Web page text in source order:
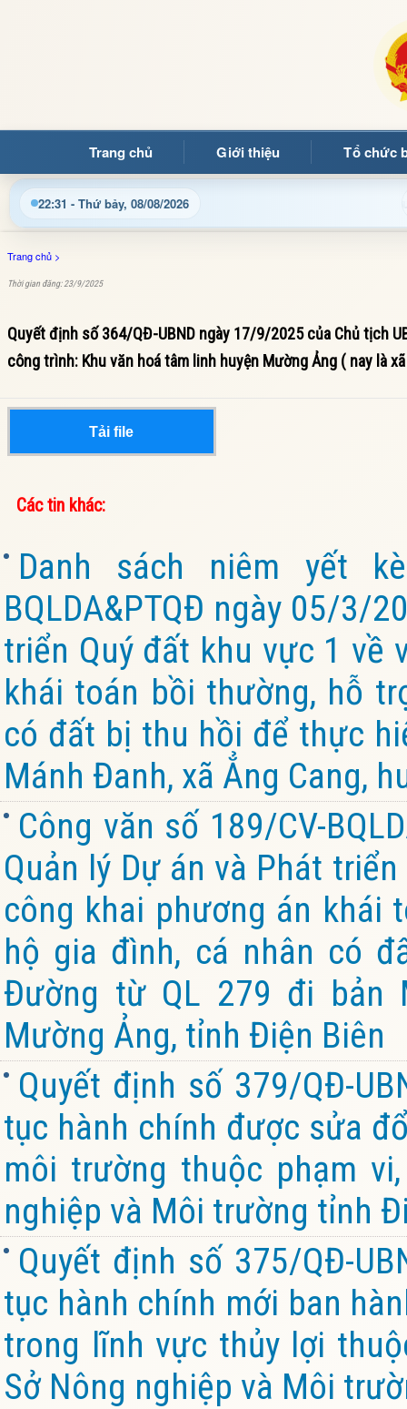
Trang chủ Giới thiệu Tổ chức
22:31 - Thứ bảy, 08/08/2026
mừng quý bạn đọc đến với Trang thông tin điện tử xã Mường
Trang chủ >
Thời gian đăng: 23/9/2025
Quyết định số 364/QĐ-UBND ngày 17/9/2025 của Chủ tịch
công trình: Khu văn hoá tâm linh huyện Mường Ảng ( nay là
Tải file
Các tin khác:
Danh sách niêm yết
BQLDA&PTQĐ ngày 05/3/
triển Quý đất khu vực 1 về
khái toán bồi thường, hỗ
có đất bị thu hồi để thực
Mánh Đanh, xã Ẳng Cang,
Công văn số 189/CV-
Quản lý Dự án và Phát
công khai phương án khái
hộ gia đình, cá nhân có
Đường từ QL 279 đi bản
Mường Ảng, tỉnh Điện Biên
Quyết định số 379/QĐ-
tục hành chính được sửa
môi trường thuộc phạm
nghiệp và Môi trường tỉnh
Quyết định số 375/QĐ-
tục hành chính mới ban
trong lĩnh vực thủy lợi
Sở Nông nghiệp và Môi